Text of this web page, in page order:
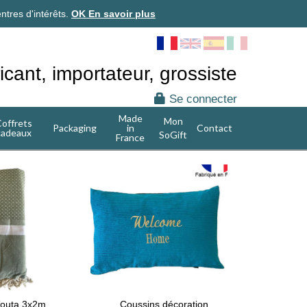
d'intérêts. OK En savoir plus
importateur, grossiste
Se connecter
Packaging
Made
in
France
Mon
SoGift
Contact
3x2m
Coussins décoration